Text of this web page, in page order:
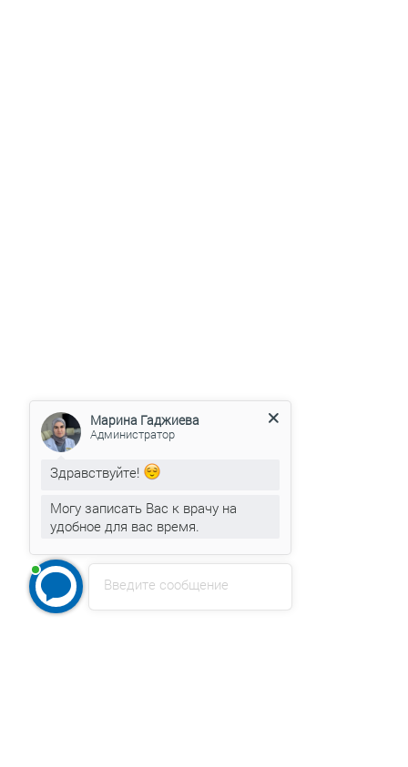
Введите сообщение
Марина Гаджиева
Администратор
Здравствуйте!
Могу записать Вас к врачу на
удобное для вас время.